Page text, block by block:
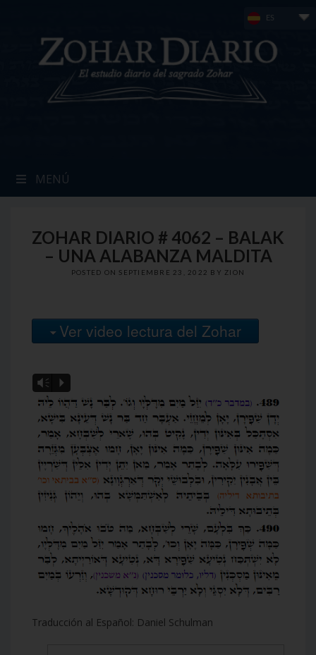
ES
MENÚ
ZOHAR DIARIO # 4062 – BALAK
– UNA ALABANZA MALDITA
POSTED ON SEPTIEMBRE 23, 2022 BY ZION
Ver video lectura del Zohar
Vm P
Traducción al Español: Daniel Schulman